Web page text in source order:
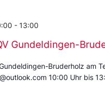
Gundeldingen-
- 13:00
Bruderholz am
10:00 Uhr bis